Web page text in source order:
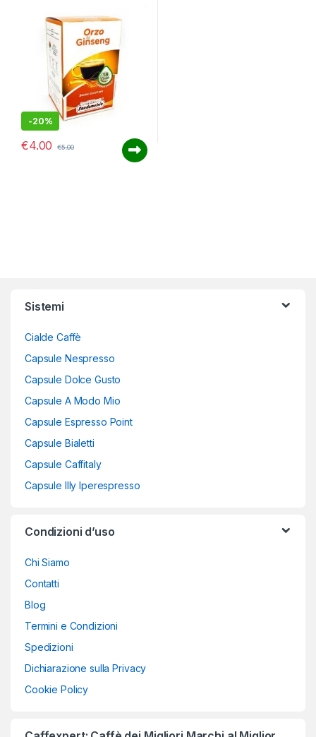
-20%
€4.00 €5.00
Sistemi
Cialde Caffè
Capsule Nespresso
Capsule Dolce Gusto
Capsule A Modo Mio
Capsule Espresso Point
Capsule Bialetti
Capsule Caffitaly
Capsule Illy Iperespresso
Condizioni d’uso
Chi Siamo
Contatti
Blog
Termini e Condizioni
Spedizioni
Dichiarazione sulla Privacy
Cookie Policy